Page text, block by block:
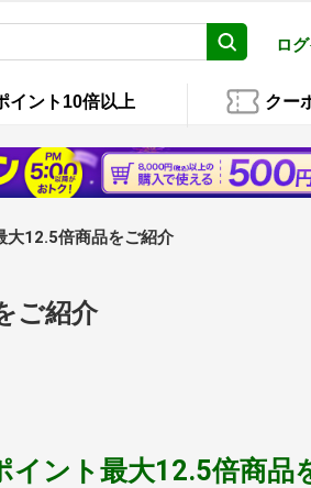
ロ
イント10倍以上 クー
大12.5倍商品をご紹介
ご紹介
イント最大12.5倍商品